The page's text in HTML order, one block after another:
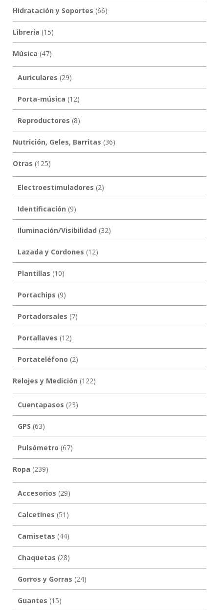
Hidratación y Soportes (66)
Librería (15)
Música (47)
Auriculares (29)
Porta-música (12)
Reproductores (8)
Nutrición, Geles, Barritas (36)
Otras (125)
Electroestimuladores (2)
Identificación (9)
Iluminación/Visibilidad (32)
Lazada y Cordones (12)
Plantillas (10)
Portachips (9)
Portadorsales (7)
Portallaves (12)
Portateléfono (2)
Relojes y Medición (122)
Cuentapasos (23)
GPS (63)
Pulsómetro (67)
Ropa (239)
Accesorios (29)
Calcetines (51)
Camisetas (44)
Chaquetas (28)
Gorros y Gorras (24)
Guantes (15)